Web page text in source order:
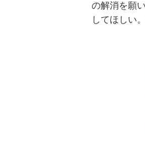
の解消を願
してほしい